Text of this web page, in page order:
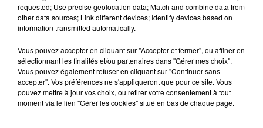
requested; Use precise geolocation data; Match and combine data from
other data sources; Link different devices; Identify devices based on
information transmitted automatically.
Vous pouvez accepter en cliquant sur "Accepter et fermer", ou affiner en
sélectionnant les finalités et/ou partenaires dans "Gérer mes choix".
Vous pouvez également refuser en cliquant sur "Continuer sans
accepter". Vos préférences ne s'appliqueront que pour ce site. Vous
pouvez mettre à jour vos choix, ou retirer votre consentement à tout
moment via le lien "Gérer les cookies" situé en bas de chaque page.